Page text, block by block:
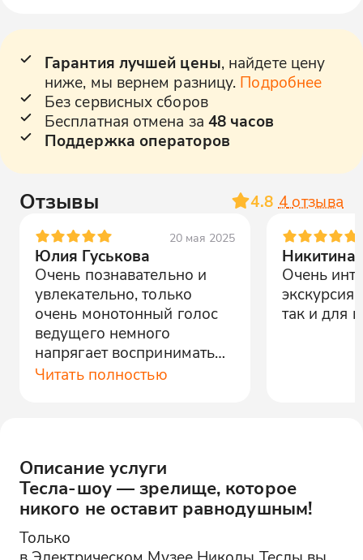
Гарантия лучшей цены, найдете цену
ниже, мы вернем разницу. Подробнее
Без сервисных сборов
Бесплатная отмена за 48 часов
Поддержка операторов
Отзывы 4.8 4 отзыва
20 мая 2025
Юлия Гуськова
Очень познавательно и
увлекательно, только
очень монотонный голос
ведущего немного
напрягает воспринимать
информацию. Интерактив
Читать полностью
Никитина
Очень
экскурсия
так и для
Описание услуги
Тесла-шоу — зрелище, которое
никого не оставит равнодушным!
Только